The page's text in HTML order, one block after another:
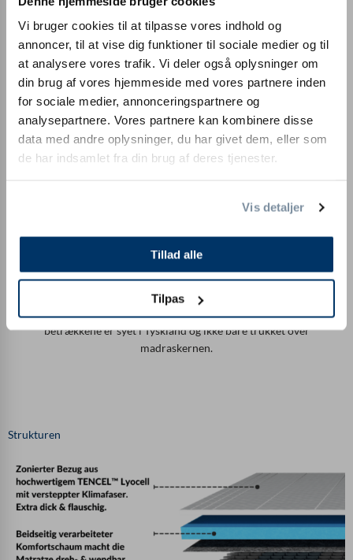
Vi bruger cookies til at tilpasse vores indhold og
annoncer, til at vise dig funktioner til sociale medier og til
at analysere vores trafik. Vi deler også oplysninger om
din brug af vores hjemmeside med vores partnere inden
for sociale medier, annonceringspartnere og
analysepartnere. Vores partnere kan kombinere disse
data med andre oplysninger, du har givet dem, eller som
de har indsamlet fra din brug af deres tjenester.
Vis detaljer
Tillad alle
Tilpas
Testet kvalitet
Vores premium pocket springmadras er Standard 100 by
Oeko-Tex®-certificeret (19.0.86717 Hohenstein HTTI). Alle
anvendte materialer er testet for skadelige stoffer og er
velegnede til allergikere.
Fremstillet i Tyskland
Vores madrasser fremstilles udelukkende i Tyskland. Selv
betrækkene er syet i Tyskland og ikke bare trukket over
madraskernen.
Strukturen